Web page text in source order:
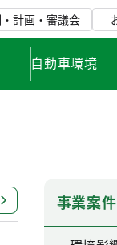
計画・審議会
自動車環境
価調査計画書
事業案